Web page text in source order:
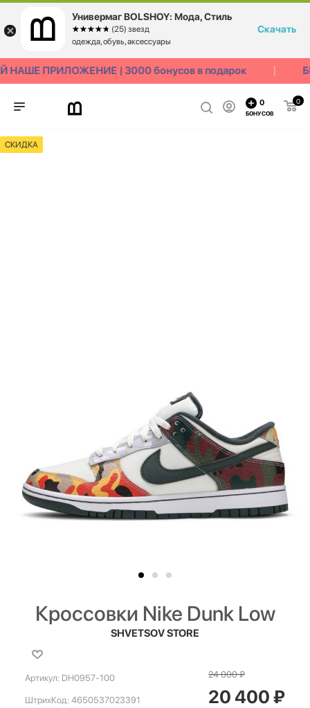
НАШЕ ПРИЛОЖЕНИЕ | 3000 бонусов в подарок
0
0
БОНУСОВ
СКИДКА
Кроссовки Nike Dunk Low
SHVETSOV STORE
Артикул: DH0957-100
ШтрихКод: 4650537023391
24 000₽
20 400₽
Универмаг BOLSHOY: Мода, Стиль
☆☆☆☆☆
★★★★★ (25) звезд
одежда, обувь, аксессуары
Скачать